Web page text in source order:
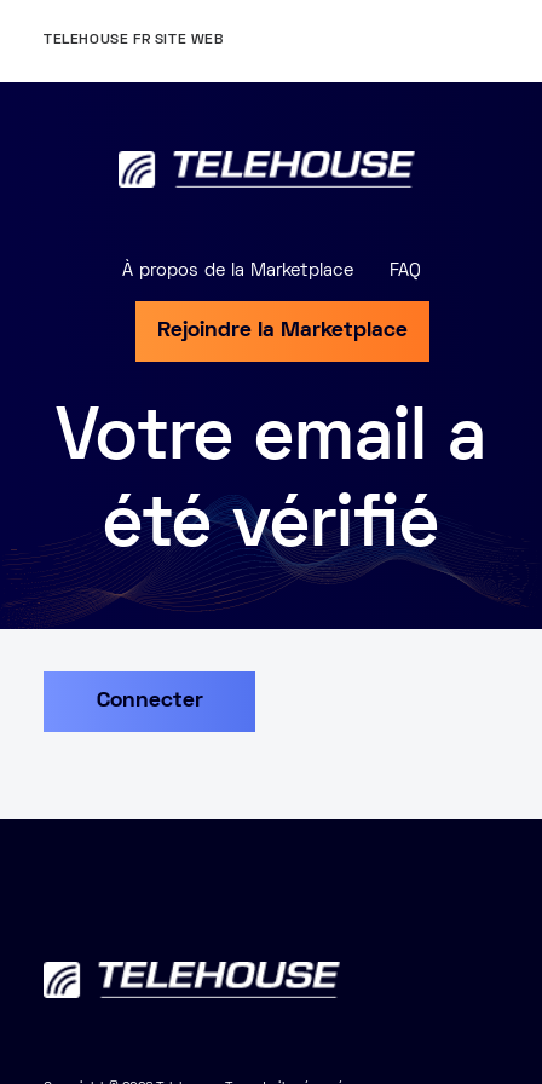
TELEHOUSE FR SITE WEB
À propos de la Marketplace FAQ
Rejoindre la Marketplace
Votre email a
été vérifié
Connecter